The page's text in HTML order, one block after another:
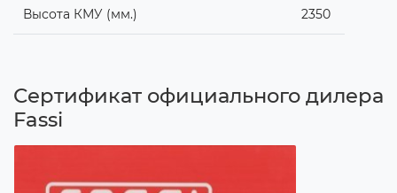
Высота КМУ (мм.) 2350
Сертификат официального дилера
Fassi